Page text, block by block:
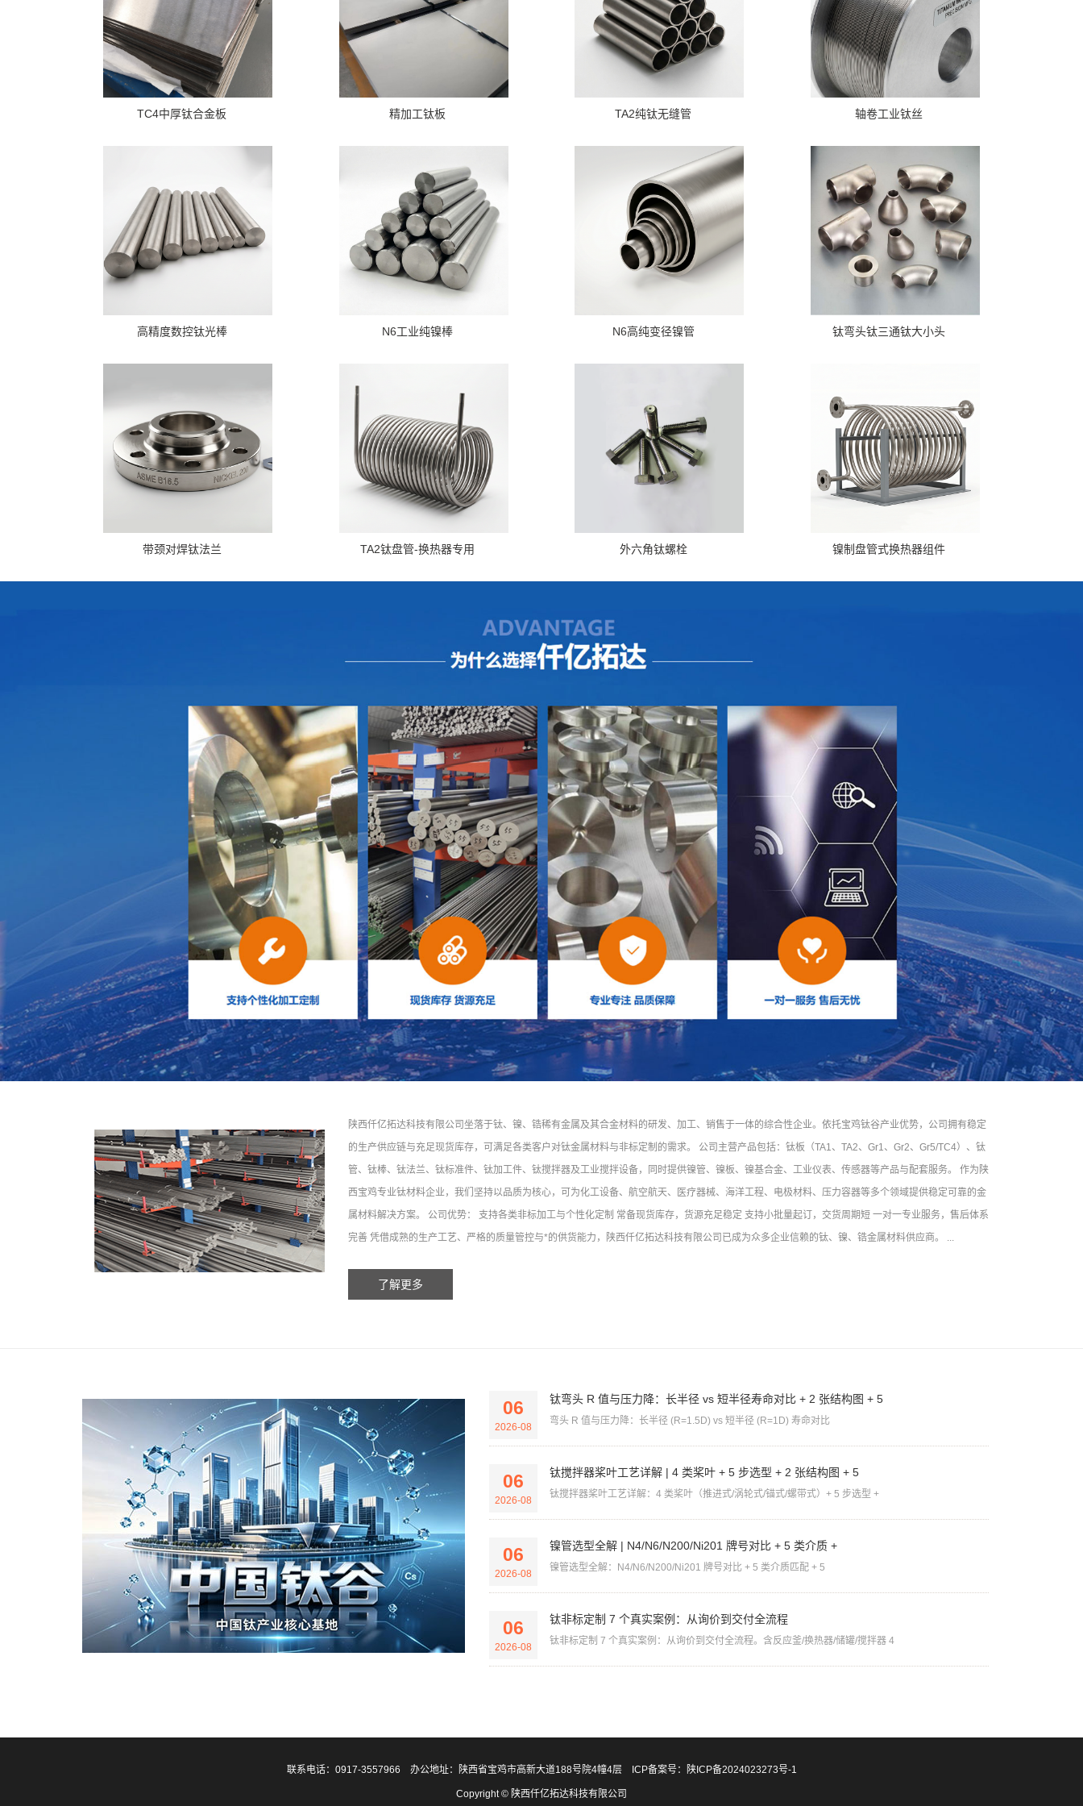
TC4中厚钛合金板 精加工钛板 TA2纯钛无缝管 轴卷工业钛丝
高精度数控钛光棒 N6工业纯镍棒 N6高纯变径镍管 钛弯头钛三通钛大小头
带颈对焊钛法兰 TA2钛盘管-换热器专用 外六角钛螺栓 镍制盘管式换热器组件
陕西仟亿拓达科技有限公司坐落于钛、镍、锆稀有金属及其合金材料的研发、加工、销售于一体的综合性企业。依托宝鸡钛谷产业优势，公司拥有稳定
的生产供应链与充足现货库存，可满足各类客户对钛金属材料与非标定制的需求。 公司主营产品包括：钛板（TA1、TA2、Gr1、Gr2、Gr5/TC4）、钛
管、钛棒、钛法兰、钛标准件、钛加工件、钛搅拌器及工业搅拌设备，同时提供镍管、镍板、镍基合金、工业仪表、传感器等产品与配套服务。 作为陕
西宝鸡专业钛材料企业，我们坚持以品质为核心，可为化工设备、航空航天、医疗器械、海洋工程、电极材料、压力容器等多个领域提供稳定可靠的金
属材料解决方案。 公司优势： 支持各类非标加工与个性化定制 常备现货库存，货源充足稳定 支持小批量起订，交货周期短 一对一专业服务，售后体系
完善 凭借成熟的生产工艺、严格的质量管控与*的供货能力，陕西仟亿拓达科技有限公司已成为众多企业信赖的钛、镍、锆金属材料供应商。 ...
了解更多
06
2026-08
钛弯头 R 值与压力降：长半径 vs 短半径寿命对比 + 2 张结构图 + 5
弯头 R 值与压力降：长半径 (R=1.5D) vs 短半径 (R=1D) 寿命对比
06
2026-08
钛搅拌器桨叶工艺详解 | 4 类桨叶 + 5 步选型 + 2 张结构图 + 5
钛搅拌器桨叶工艺详解：4 类桨叶（推进式/涡轮式/锚式/螺带式）+ 5 步选型 +
06
2026-08
镍管选型全解 | N4/N6/N200/Ni201 牌号对比 + 5 类介质 +
镍管选型全解：N4/N6/N200/Ni201 牌号对比 + 5 类介质匹配 + 5
06
2026-08
钛非标定制 7 个真实案例：从询价到交付全流程
钛非标定制 7 个真实案例：从询价到交付全流程。含反应釜/换热器/储罐/搅拌器 4
联系电话：0917-3557966 办公地址：陕西省宝鸡市高新大道188号院4幢4层 ICP备案号： 陕ICP备2024023273号-1
Copyright © 陕西仟亿拓达科技有限公司